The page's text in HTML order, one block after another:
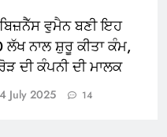
ਵੁਮੈਨ ਬਣੀ ਇਹ
ਲੱਖ ਨਾਲ ਸ਼ੁਰੂ ਕੀਤਾ ਕੰਮ,
ਦੀ ਕੰਪਨੀ ਦੀ ਮਾਲਕ
July 2025 14